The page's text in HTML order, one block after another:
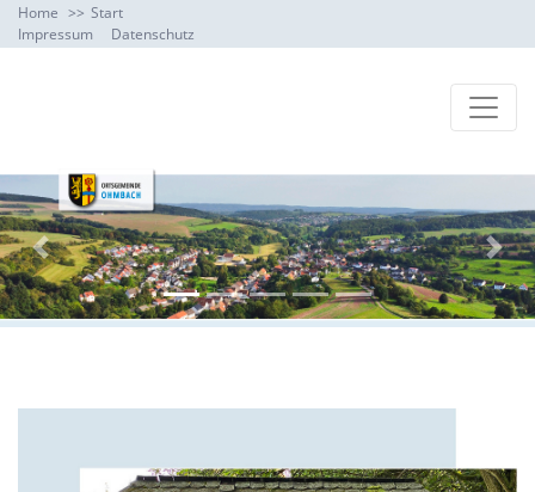
Home
Start
Impressum
Datenschutz
Previous Next